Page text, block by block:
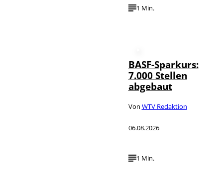
1 Min.
BASF-Sparkurs:
7.000 Stellen
abgebaut
Von WTV Redaktion
06.08.2026
1 Min.